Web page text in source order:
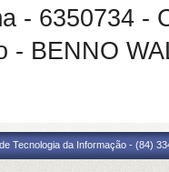
- 6350734 -
- BENNO
Tecnologia da Informação - (84)